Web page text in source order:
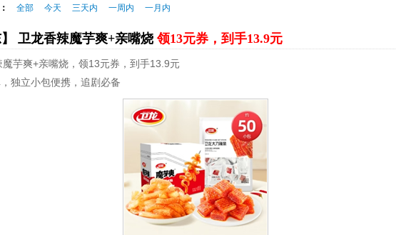
全部 今天 三天内 一周内 一月内
】 卫龙香辣魔芋爽+亲嘴烧领13元券，到手13.9元
魔芋爽+亲嘴烧，领13元券，到手13.9元
独立小包便携，追剧必备
拼多多优惠券+拼多多返利